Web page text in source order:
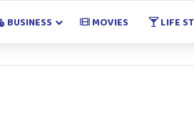
BUSINESS MOVIES LIFE